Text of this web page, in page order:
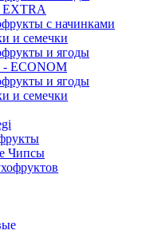
с начинками
и семечки
и ягоды
и ягоды
и семечки
Чипсы